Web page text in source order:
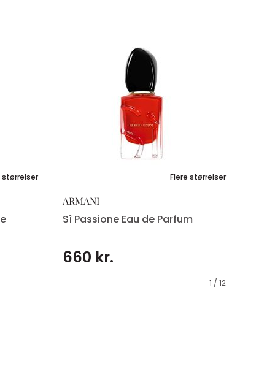
1 / 12
størrelser Flere størrelser
ARMANI
Sì Passione Eau de Parfum
660 kr.